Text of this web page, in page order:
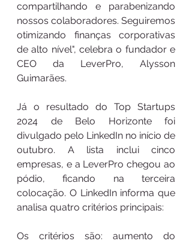
compartilhando e parabenizando
nossos colaboradores. Seguiremos
otimizando finanças corporativas
de alto nível", celebra o fundador e
CEO da LeverPro, Alysson
Guimarães.
Já o resultado do Top Startups
2024 de Belo Horizonte foi
divulgado pelo LinkedIn no início de
outubro. A lista inclui cinco
empresas, e a LeverPro chegou ao
pódio, ficando na terceira
colocação. O LinkedIn informa que
analisa quatro critérios principais:
Os critérios são: aumento do